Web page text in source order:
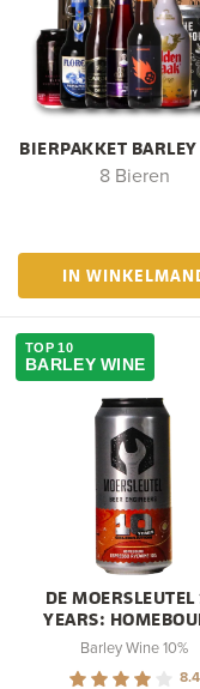
BIERPAKKET
8 Bieren
IN
TOP 10
BARLEY WINE
DE
YEARS:
Barley Wine 10%
8.4